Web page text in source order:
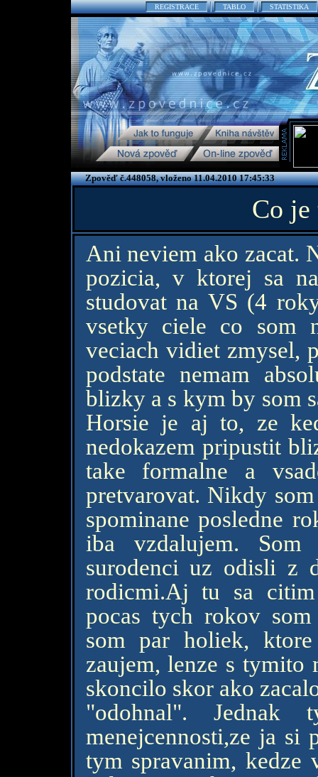
REGISTRACE TABLO STATISTIKA
Zpověď č.448058, vloženo 11.04.2010 17:45:33
Co je
Ani neviem ako zacat.
pozicia, v ktorej sa
studovat na VS (4
vsetky ciele co som
veciach vidiet zmysel,
podstate nemam
blizky a s kym by som
Horsie je aj to, ze
nedokazem pripustit
take formalne a
pretvarovat. Nikdy
spominane posledne
iba vzdalujem.
surodenci uz odisli z
rodicmi.Aj tu sa citim
pocas tych rokov
som par holiek,
zaujem, lenze s
skoncilo skor ako
"odohnal".
menejcennosti,ze ja si
tym spravanim, kedze